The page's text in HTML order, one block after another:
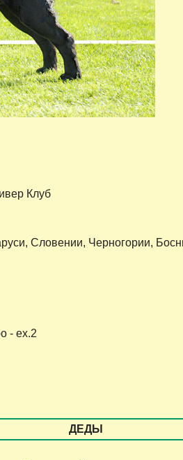
Клуб
Словении, Черногории,
- ex.2
ДЕДЫ